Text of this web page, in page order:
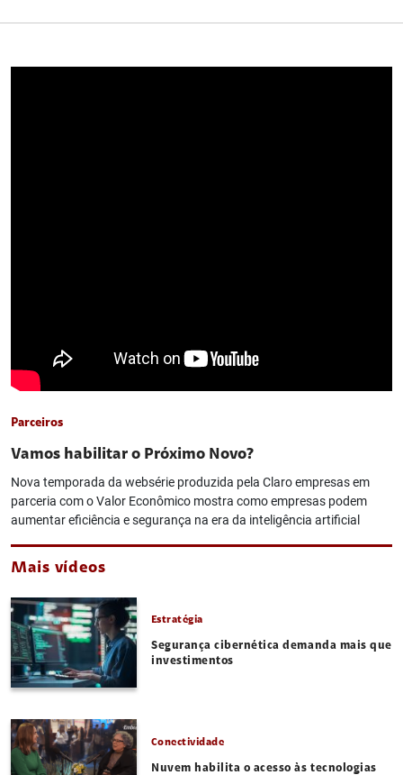
Parceiros
Vamos habilitar o Próximo Novo?
Nova temporada da websérie produzida pela Claro empresas em
parceria com o Valor Econômico mostra como empresas podem
aumentar eficiência e segurança na era da inteligência artificial
Mais vídeos
Estratégia
Segurança cibernética demanda mais que
investimentos
Conectividade
Nuvem habilita o acesso às tecnologias